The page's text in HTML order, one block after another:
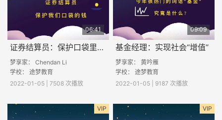
06:41
证券结算员：保护口袋里的钱
梦享家： Chendan Li
学校： 途梦教育
2022-01-05 | 7508 次播放
09:09
基金经理：实现社会“增值”
梦享家： 黄吟雁
学校： 途梦教育
2022-01-05 | 9187 次播放
VIP VIP